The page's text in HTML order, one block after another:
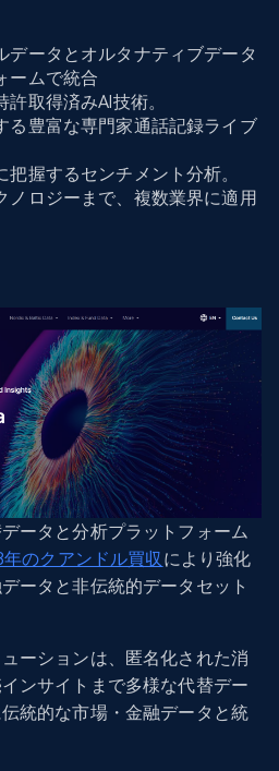
データとオルタナティブデータ
ームで統合
取得済みAI技術。
る豊富な専門家通話記録ライブ
握するセンチメント分析。
ノロジーまで、複数業界に適用
ータと分析プラットフォーム
年のクアンドル買収により強化
ータと非伝統的データセット
ーションは、匿名化された消
ンサイトまで多様な代替デー
統的な市場・金融データと統